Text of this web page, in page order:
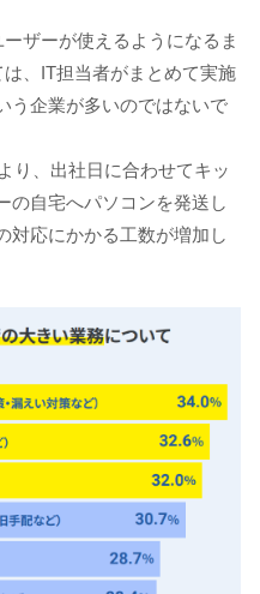
ザーが使えるようになるま
、IT担当者がまとめて実施
う企業が多いのではないで
り、出社日に合わせてキッ
の自宅へパソコンを発送し
対応にかかる工数が増加し